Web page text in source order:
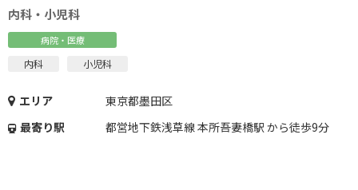
内科・小児科
病院・医療
内科 小児科
エリア
東京都墨田区
最寄り駅
都営地下鉄浅草線 本所吾妻橋駅 から徒歩9分